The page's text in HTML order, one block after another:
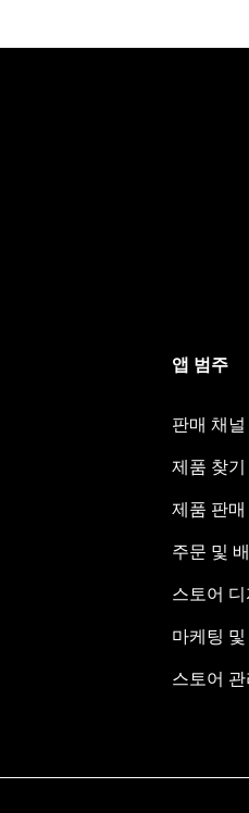
앱 범주
판매 채널
제품 찾기
제품 판매
주문 및
스토어 디
마케팅
스토어 관